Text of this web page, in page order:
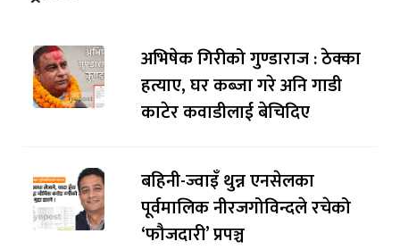
अभिषेक गिरीको गुण्डाराज : ठेक्का
हत्याए, घर कब्जा गरे अनि गाडी
काटेर कवाडीलाई बेचिदिए
बहिनी-ज्वाइँ थुन्न एनसेलका
पूर्वमालिक नीरजगोविन्दले रचेको
‘फौजदारी’ प्रपञ्च